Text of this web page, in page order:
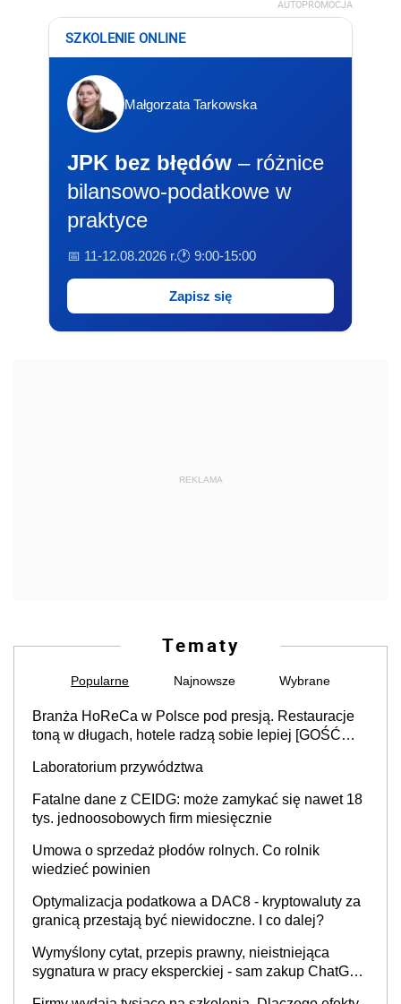
AUTOPROMOCJA
SZKOLENIE ONLINE
Małgorzata Tarkowska
JPK bez błędów – różnice
bilansowo-podatkowe w
praktyce
📅 11-12.08.2026 r.🕐 9:00-15:00
Zapisz się
REKLAMA
Tematy
Popularne Najnowsze Wybrane
Branża HoReCa w Polsce pod presją. Restauracje
toną w długach, hotele radzą sobie lepiej [GOŚĆ
Laboratorium przywództwa
Fatalne dane z CEIDG: może zamykać się nawet 18
tys. jednoosobowych firm miesięcznie
Umowa o sprzedaż płodów rolnych. Co rolnik
wiedzieć powinien
Optymalizacja podatkowa a DAC8 - kryptowaluty za
granicą przestają być niewidoczne. I co dalej?
Wymyślony cytat, przepis prawny, nieistniejąca
sygnatura w pracy eksperckiej - sam zakup ChatGPT